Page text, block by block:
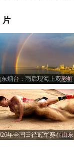
片
烟台：雨后现海上双彩虹
画面唯美
年全国田径冠军赛在山东